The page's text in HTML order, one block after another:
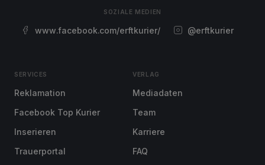
SOZIALE MEDIEN
www.facebook.com/erftkurier/ @erftkurier
SERVICES
Reklamation
Facebook Top Kurier
Inserieren
Trauerportal
VERLAG
Mediadaten
Team
Karriere
FAQ